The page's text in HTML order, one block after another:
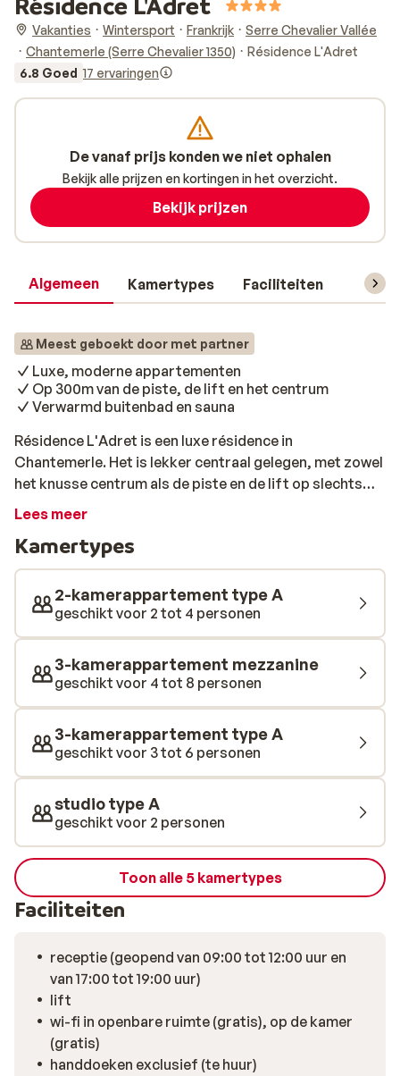
Vakanties Wintersport Frankrijk
Serre Chevalier Vallée
Chantemerle (Serre Chevalier 1350)
Résidence L'Adret
6.8 Goed 17 ervaringen
Algemeen Kamertypes Faciliteiten
Meest geboekt door met partner
Luxe, moderne appartementen
Op 300m van de piste, de lift en het centrum
Verwarmd buitenbad en sauna
Résidence L'Adret is een luxe résidence in
Chantemerle. Het is lekker centraal gelegen, met zowel
het knusse centrum als de piste en de lift op slechts
300 meter afstand. De ruime appartementen zijn
appartementen een balkon op het zuiden, zodat je na
een dag op de piste heerlijk kunt nagenieten in het
ondergaande zonnetje. Of trek nog even ontspannen
een baantje in het verwarmde buitenbad en relax in de
sauna. Ook is er een gezellige bar om de dag in stijl af te
kunnen sluiten met een welverdiend drankje.
Lees meer
Kamertypes
2-kamerappartement type A
geschikt voor 2 tot 4 personen
3-kamerappartement mezzanine
geschikt voor 4 tot 8 personen
3-kamerappartement type A
geschikt voor 3 tot 6 personen
studio type A
geschikt voor 2 personen
Toon alle 5 kamertypes
Faciliteiten
receptie (geopend van 09:00 tot 12:00 uur en
van 17:00 tot 19:00 uur)
lift
wi-fi in openbare ruimte (gratis), op de kamer
(gratis)
handdoeken exclusief (te huur)
De vanaf prijs konden we niet ophalen
Bekijk alle prijzen en kortingen in het overzicht.
Bekijk prijzen